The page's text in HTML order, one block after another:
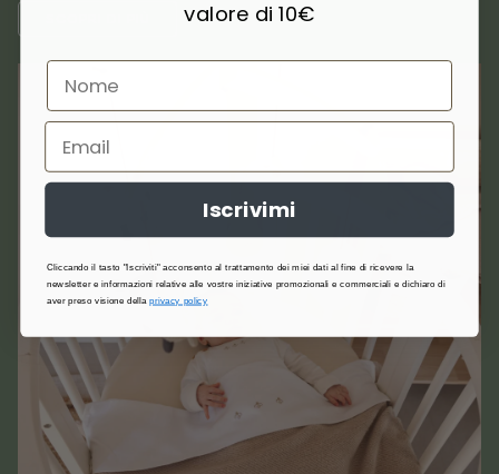
valore di 10€
Iscrivimi
Cliccando il tasto "Iscriviti" acconsento al trattamento dei miei dati al fine di ricevere la
newsletter e informazioni relative alle vostre iniziative promozionali e commerciali e dichiaro di
aver preso visione dellaprivacy policy